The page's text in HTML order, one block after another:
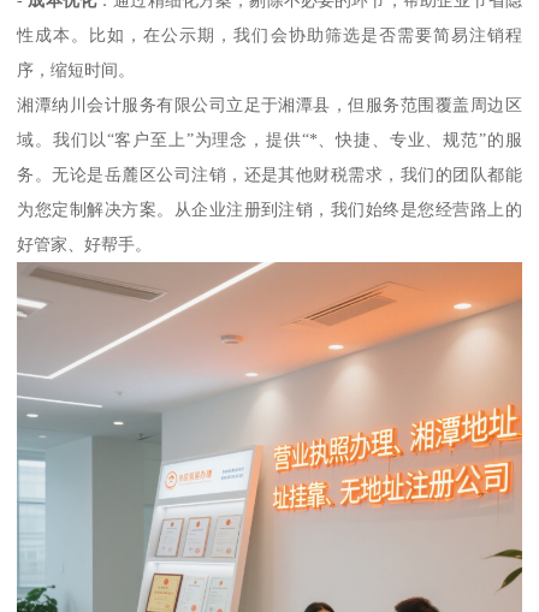
性成本。比如，在公示期，我们会协助筛选是否需要简易注销程
序，缩短时间。
湘潭纳川会计服务有限公司立足于湘潭县，但服务范围覆盖周边区
域。我们以“客户至上”为理念，提供“*、快捷、专业、规范”的服
务。无论是岳麓区公司注销，还是其他财税需求，我们的团队都能
为您定制解决方案。从企业注册到注销，我们始终是您经营路上的
好管家、好帮手。